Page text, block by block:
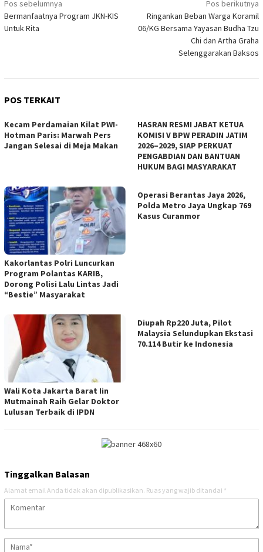
Navigasi
pos
Pos sebelumnya
Bermanfaatnya Program JKN-KIS
Untuk Rita
Pos berikutnya
Ringankan Beban Warga Koramil
06/KG Bersama Yayasan Budha Tzu
Chi dan Artha Graha
Selenggarakan Baksos
POS TERKAIT
Kecam Perdamaian Kilat PWI-
Hotman Paris: Marwah Pers
Jangan Selesai di Meja Makan
HASRAN RESMI JABAT KETUA
KOMISI V BPW PERADIN JATIM
2026–2029, SIAP PERKUAT
PENGABDIAN DAN BANTUAN
HUKUM BAGI MASYARAKAT
Kakorlantas Polri Luncurkan
Program Polantas KARIB,
Dorong Polisi Lalu Lintas Jadi
“Bestie” Masyarakat
Operasi Berantas Jaya 2026,
Polda Metro Jaya Ungkap 769
Kasus Curanmor
Wali Kota Jakarta Barat Iin
Mutmainah Raih Gelar Doktor
Lulusan Terbaik di IPDN
Diupah Rp220 Juta, Pilot
Malaysia Selundupkan Ekstasi
70.114 Butir ke Indonesia
Tinggalkan Balasan
Alamat email Anda tidak akan dipublikasikan. Ruas yang wajib ditandai *